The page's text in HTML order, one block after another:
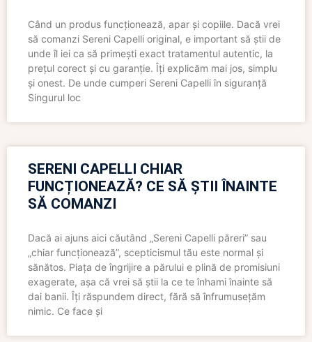
Când un produs funcționează, apar și copiile. Dacă vrei
să comanzi Sereni Capelli original, e important să știi de
unde îl iei ca să primești exact tratamentul autentic, la
prețul corect și cu garanție. Îți explicăm mai jos, simplu
și onest. De unde cumperi Sereni Capelli în siguranță
Singurul loc
SERENI CAPELLI CHIAR
FUNCȚIONEAZĂ? CE SĂ ȘTII ÎNAINTE
SĂ COMANZI
Dacă ai ajuns aici căutând „Sereni Capelli păreri” sau
„chiar funcționează”, scepticismul tău este normal și
sănătos. Piața de îngrijire a părului e plină de promisiuni
exagerate, așa că vrei să știi la ce te înhami înainte să
dai banii. Îți răspundem direct, fără să înfrumusețăm
nimic. Ce face și